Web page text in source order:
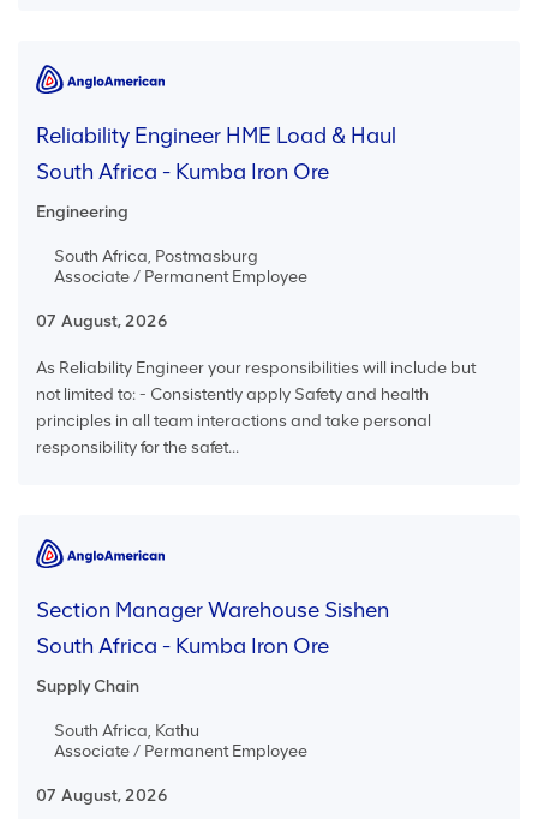
Reliability Engineer HME Load & Haul
South Africa - Kumba Iron Ore
Engineering
South Africa, Postmasburg
Associate / Permanent Employee
07 August, 2026
As Reliability Engineer your responsibilities will include but
not limited to: - Consistently apply Safety and health
principles in all team interactions and take personal
responsibility for the safet...
Section Manager Warehouse Sishen
South Africa - Kumba Iron Ore
Supply Chain
South Africa, Kathu
Associate / Permanent Employee
07 August, 2026